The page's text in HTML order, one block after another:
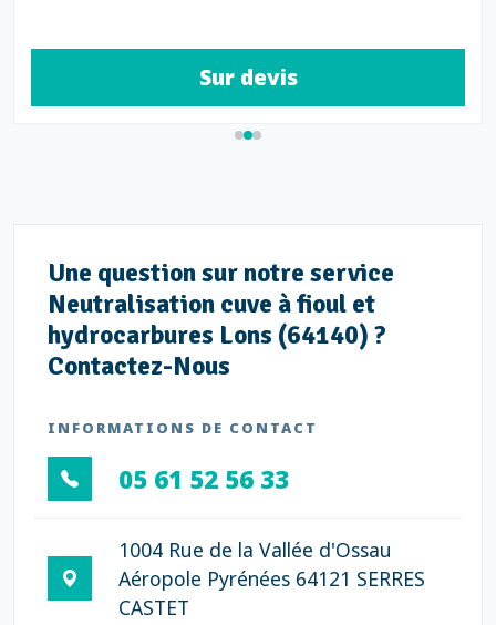
Sur devis
Une question sur notre service
Neutralisation cuve à fioul et
hydrocarbures Lons (64140) ?
Contactez-Nous
INFORMATIONS DE CONTACT
05 61 52 56 33
1004 Rue de la Vallée d'Ossau
Aéropole Pyrénées 64121 SERRES
CASTET